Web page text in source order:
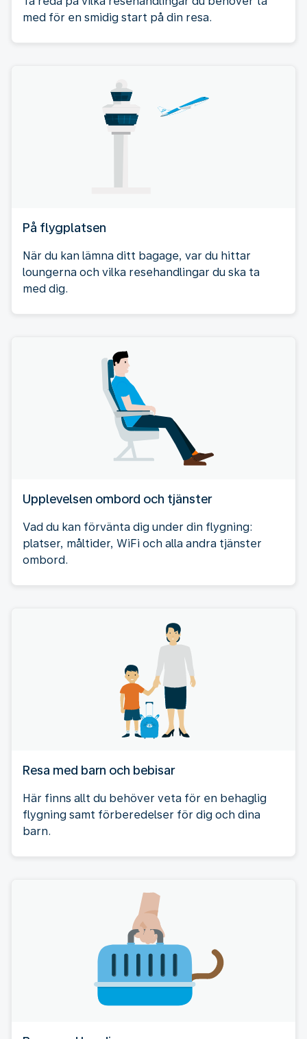
med för en smidig start på din resa.
På flygplatsen
När du kan lämna ditt bagage, var du hittar
loungerna och vilka resehandlingar du ska ta
med dig.
Upplevelsen ombord och tjänster
Vad du kan förvänta dig under din flygning:
platser, måltider, WiFi och alla andra tjänster
ombord.
Resa med barn och bebisar
Här finns allt du behöver veta för en behaglig
flygning samt förberedelser för dig och dina
barn.